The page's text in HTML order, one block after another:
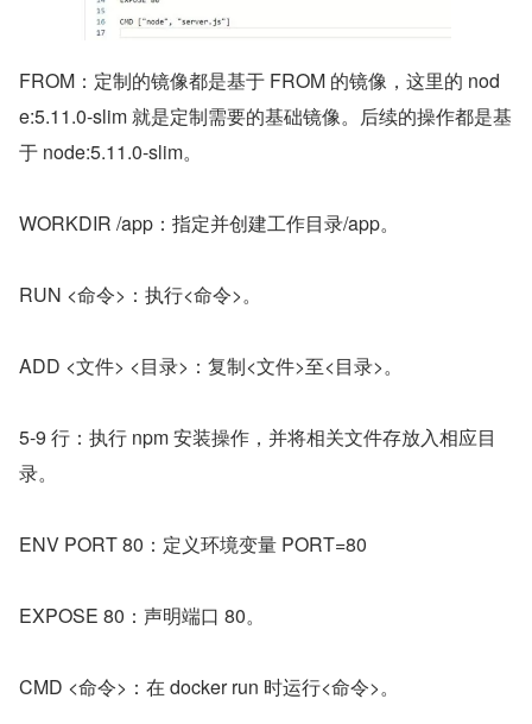
FROM：定制的镜像都是基于 FROM 的镜像，这里的 nod
e:5.11.0-slim 就是定制需要的基础镜像。后续的操作都是基
于 node:5.11.0-slim。
WORKDIR /app：指定并创建工作目录/app。
RUN <命令>：执行<命令>。
ADD <文件> <目录>：复制<文件>至<目录>。
5-9 行：执行 npm 安装操作，并将相关文件存放入相应目
录。
ENV PORT 80：定义环境变量 PORT=80
EXPOSE 80：声明端口 80。
CMD <命令>：在 docker run 时运行<命令>。